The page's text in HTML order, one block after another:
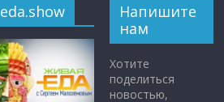
eda.show
Напишите
нам
Хотите
поделиться
новостью,